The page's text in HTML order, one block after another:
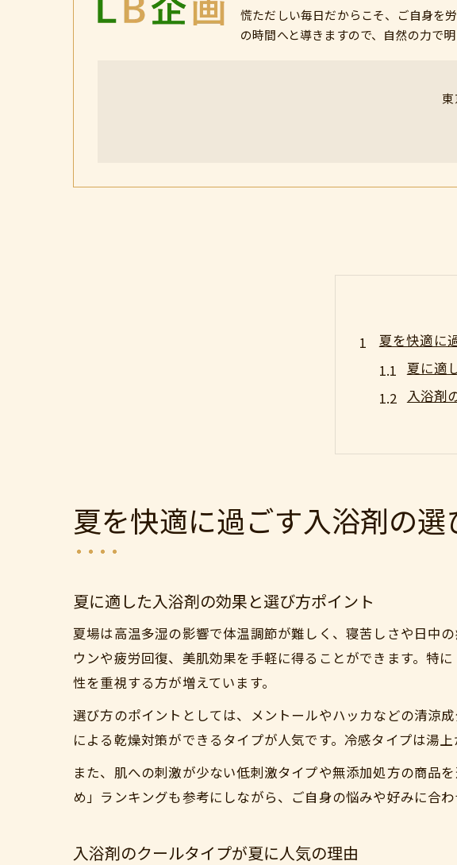
慌ただしい毎日だからこそ、ご自身を
の時間へと導きますので、自然の力で
夏を快適に
夏に適
入浴剤
入浴
夏向け
入浴剤で叶
入浴剤
入浴剤
夏の夜
夏の定
夏を快適に過ごす入浴剤の選
夏に適した入浴剤の効果と選び方ポイント
夏場は高温多湿の影響で体温調節が難しく、寝苦しさや日中
ウンや疲労回復、美肌効果を手軽に得ることができます。特
性を重視する方が増えています。
選び方のポイントとしては、メントールやハッカなどの清涼
による乾燥対策ができるタイプが人気です。冷感タイプは湯
また、肌への刺激が少ない低刺激タイプや無添加処方の商品
め」ランキングも参考にしながら、ご自身の悩みや好みに合わ
入浴剤のクールタイプが夏に人気の理由